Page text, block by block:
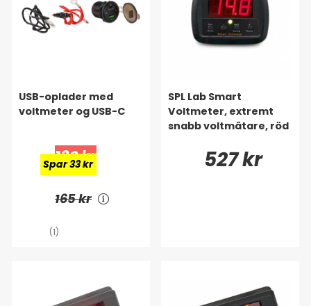
USB-oplader med
voltmeter og USB-C
132 kr
Spar 33 kr
165 kr
(1)
SPL Lab Smart
Voltmeter, extremt
snabb voltmätare, röd
527 kr